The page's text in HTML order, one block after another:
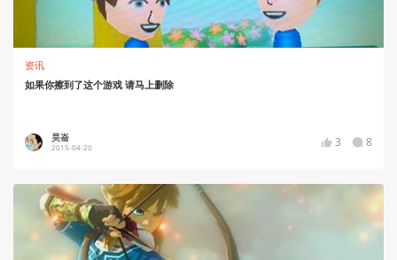
资讯
如果你擦到了这个游戏 请马上删除
昊崙
2015-04-20 3 8